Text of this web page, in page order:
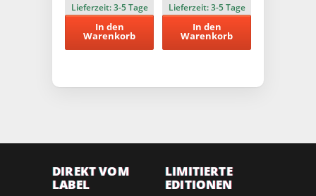
Lieferzeit:3-5 Tage
In den
Warenkorb
Lieferzeit:3-5 Tage
In den
Warenkorb
DIREKT VOM
LABEL
LIMITIERTE
EDITIONEN